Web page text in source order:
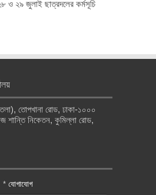
ও ২৯ জুলাই ছাত্রদলের কর্মসূচি
তোপখানা রোড, ঢাকা-১০০০
শান্তি নিকেতন, কুমিল্লা রোড,
যোগাযোগ